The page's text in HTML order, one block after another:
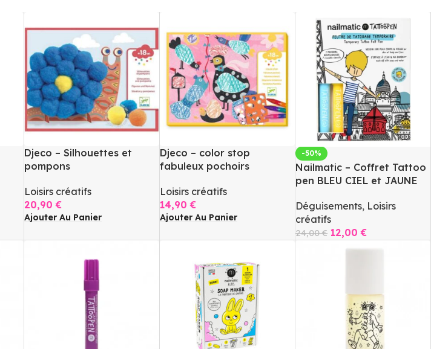
Djeco – Silhouettes et
pompons
Loisirs créatifs
20,90€
Ajouter Au Panier
Djeco – color stop
fabuleux pochoirs
Loisirs créatifs
14,90€
Ajouter Au Panier
-50%
Nailmatic – Coffret Tattoo
pen BLEU CIEL et JAUNE
Déguisements, Loisirs
créatifs
24,00€ 12,00€